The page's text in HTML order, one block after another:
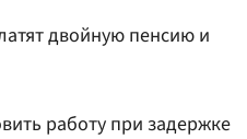
двойную пенсию и
работу при задержке